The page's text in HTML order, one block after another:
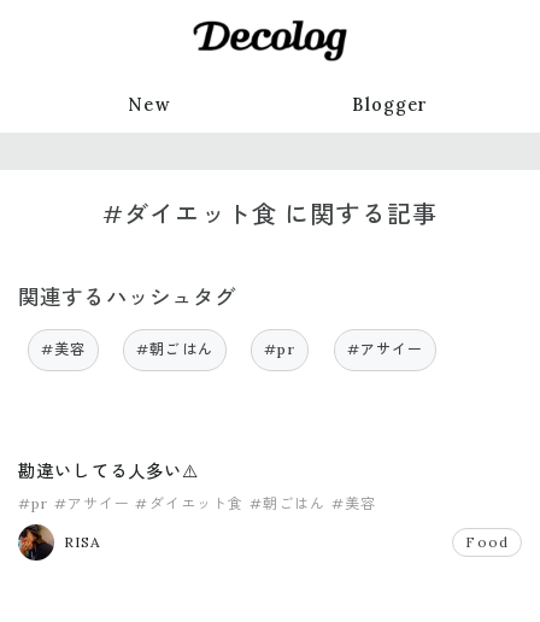
New Blogger
#ダイエット食 に関する記事
関連するハッシュタグ
#美容 #朝ごはん #pr #アサイー
勘違いしてる人多い⚠️
#pr #アサイー #ダイエット食 #朝ごはん #美容
RISA Food